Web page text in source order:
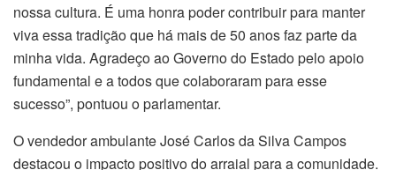
nossa cultura. É uma honra poder contribuir para manter
viva essa tradição que há mais de 50 anos faz parte da
minha vida. Agradeço ao Governo do Estado pelo apoio
fundamental e a todos que colaboraram para esse
sucesso”, pontuou o parlamentar.
O vendedor ambulante José Carlos da Silva Campos
destacou o impacto positivo do arraial para a comunidade.